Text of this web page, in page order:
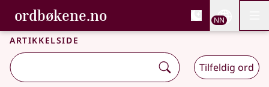
Gå til hovudinnhald
Tilgjenge
ordbøkene.no, Bokmålsordboka og
Bokmålsordboka og Nynorskordboka
NN
Artikkelside
Tilfeldig ord